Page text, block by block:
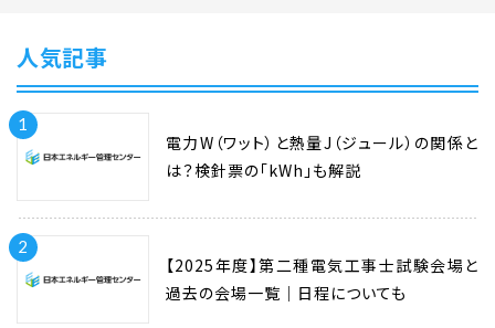
人気記事
1
電力W（ワット）と熱量J（ジュール）の関係と
は？検針票の「kWh」も解説
2
【2025年度】第二種電気工事士試験会場と
過去の会場一覧｜日程についても